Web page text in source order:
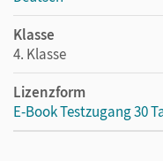
Klasse
4. Klasse
Lizenzform
E-Book Testzugang 30